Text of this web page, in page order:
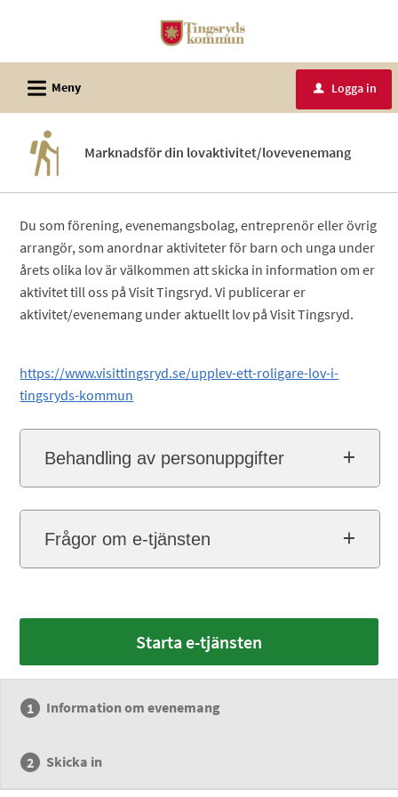
e-
tjänster
-
Tingsryds
kommun
L Meny u Logga in
Marknadsför din lovaktivitet/lovevenemang
Du som förening, evenemangsbolag, entreprenör eller övrig
arrangör, som anordnar aktiviteter för barn och unga under
årets olika lov är välkommen att skicka in information om er
aktivitet till oss på Visit Tingsryd. Vi publicerar er
aktivitet/evenemang under aktuellt lov på Visit Tingsryd.
https://www.visittingsryd.se/upplev-ett-roligare-lov-i-
tingsryds-kommun
Behandling av personuppgifter
Frågor om e-tjänsten
Starta e-tjänsten
Information om evenemang
Skicka in